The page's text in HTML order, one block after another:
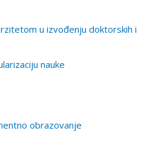
u izvođenju doktorskih i
nauke
obrazovanje